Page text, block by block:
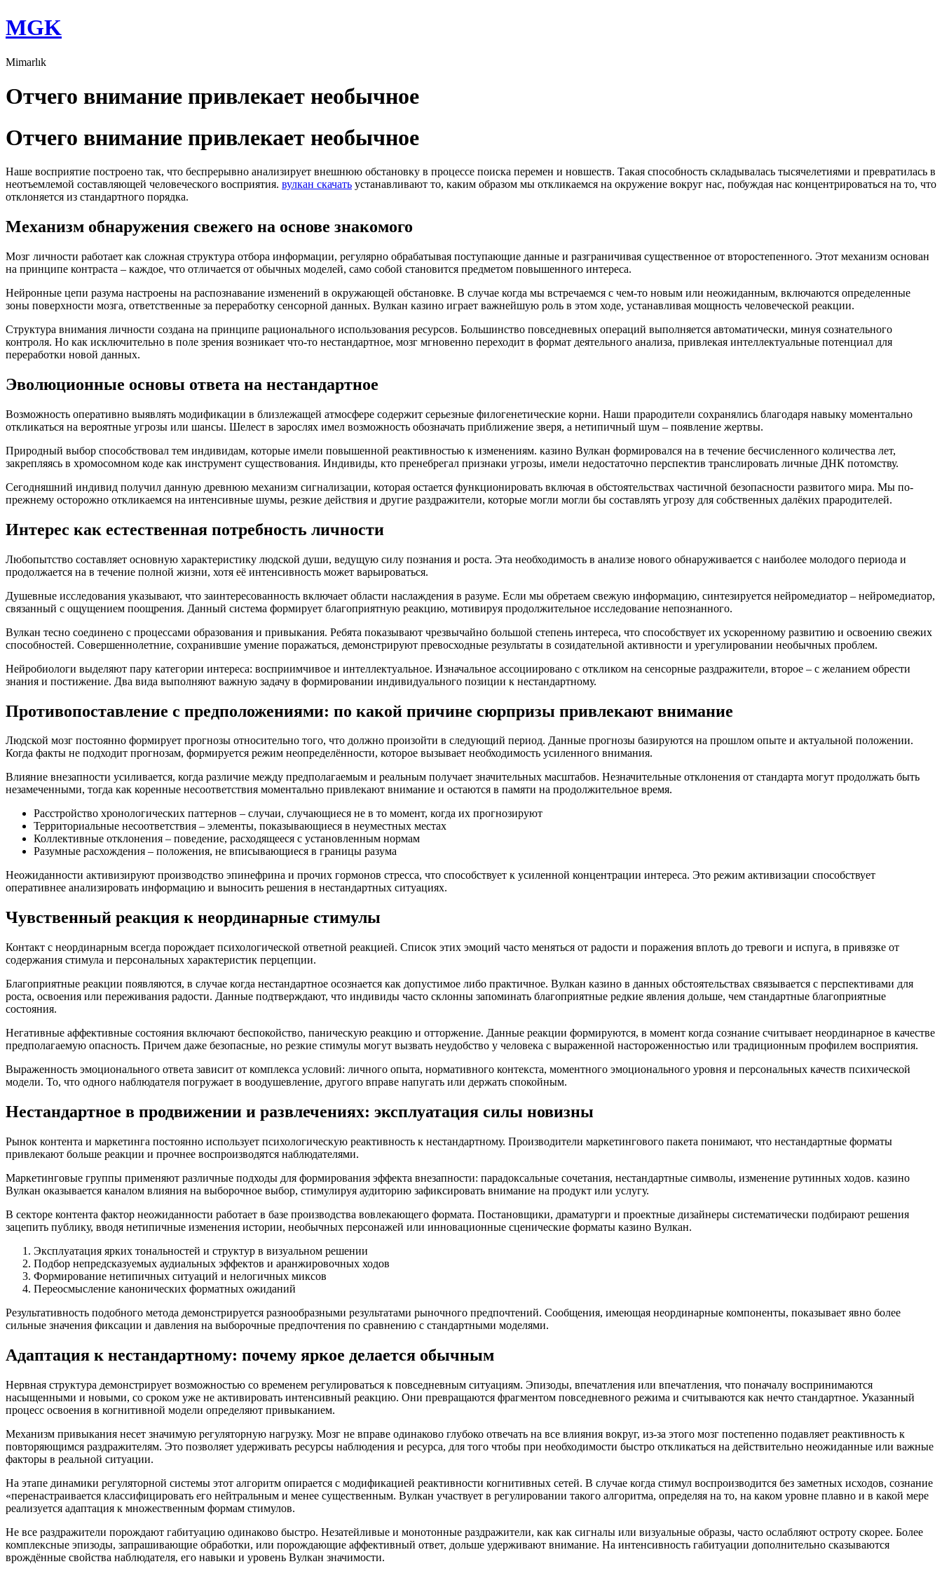
Skip
to
MGK
Mimarlık
Отчего внимание привлекает необычное
Отчего внимание привлекает необычное
Наше восприятие построено так, что беспрерывно анализирует внешнюю обстановку в процессе поиска перемен и новшеств. Такая способность складывалась тысячелетиями и превратилась в
неотъемлемой составляющей человеческого восприятия. вулкан скачать устанавливают то, каким образом мы откликаемся на окружение вокруг нас, побуждая нас концентрироваться на то, что
отклоняется из стандартного порядка.
Механизм обнаружения свежего на основе знакомого
Мозг личности работает как сложная структура отбора информации, регулярно обрабатывая поступающие данные и разграничивая существенное от второстепенного. Этот механизм основан
на принципе контраста – каждое, что отличается от обычных моделей, само собой становится предметом повышенного интереса.
Нейронные цепи разума настроены на распознавание изменений в окружающей обстановке. В случае когда мы встречаемся с чем-то новым или неожиданным, включаются определенные
зоны поверхности мозга, ответственные за переработку сенсорной данных. Вулкан казино играет важнейшую роль в этом ходе, устанавливая мощность человеческой реакции.
Структура внимания личности создана на принципе рационального использования ресурсов. Большинство повседневных операций выполняется автоматически, минуя сознательного
контроля. Но как исключительно в поле зрения возникает что-то нестандартное, мозг мгновенно переходит в формат деятельного анализа, привлекая интеллектуальные потенциал для
переработки новой данных.
Эволюционные основы ответа на нестандартное
Возможность оперативно выявлять модификации в близлежащей атмосфере содержит серьезные филогенетические корни. Наши прародители сохранялись благодаря навыку моментально
откликаться на вероятные угрозы или шансы. Шелест в зарослях имел возможность обозначать приближение зверя, а нетипичный шум – появление жертвы.
Природный выбор способствовал тем индивидам, которые имели повышенной реактивностью к изменениям. казино Вулкан формировался на в течение бесчисленного количества лет,
закрепляясь в хромосомном коде как инструмент существования. Индивиды, кто пренебрегал признаки угрозы, имели недостаточно перспектив транслировать личные ДНК потомству.
Сегодняшний индивид получил данную древнюю механизм сигнализации, которая остается функционировать включая в обстоятельствах частичной безопасности развитого мира. Мы по-
прежнему осторожно откликаемся на интенсивные шумы, резкие действия и другие раздражители, которые могли могли бы составлять угрозу для собственных далёких прародителей.
Интерес как естественная потребность личности
Любопытство составляет основную характеристику людской души, ведущую силу познания и роста. Эта необходимость в анализе нового обнаруживается с наиболее молодого периода и
продолжается на в течение полной жизни, хотя её интенсивность может варьироваться.
Душевные исследования указывают, что заинтересованность включает области наслаждения в разуме. Если мы обретаем свежую информацию, синтезируется нейромедиатор – нейромедиатор,
связанный с ощущением поощрения. Данный система формирует благоприятную реакцию, мотивируя продолжительное исследование непознанного.
Вулкан тесно соединено с процессами образования и привыкания. Ребята показывают чрезвычайно большой степень интереса, что способствует их ускоренному развитию и освоению свежих
способностей. Совершеннолетние, сохранившие умение поражаться, демонстрируют превосходные результаты в созидательной активности и урегулировании необычных проблем.
Нейробиологи выделяют пару категории интереса: восприимчивое и интеллектуальное. Изначальное ассоциировано с откликом на сенсорные раздражители, второе – с желанием обрести
знания и постижение. Два вида выполняют важную задачу в формировании индивидуального позиции к нестандартному.
Противопоставление с предположениями: по какой причине сюрпризы привлекают внимание
Людской мозг постоянно формирует прогнозы относительно того, что должно произойти в следующий период. Данные прогнозы базируются на прошлом опыте и актуальной положении.
Когда факты не подходит прогнозам, формируется режим неопределённости, которое вызывает необходимость усиленного внимания.
Влияние внезапности усиливается, когда различие между предполагаемым и реальным получает значительных масштабов. Незначительные отклонения от стандарта могут продолжать быть
незамеченными, тогда как коренные несоответствия моментально привлекают внимание и остаются в памяти на продолжительное время.
Расстройство хронологических паттернов – случаи, случающиеся не в то момент, когда их прогнозируют
Территориальные несоответствия – элементы, показывающиеся в неуместных местах
Коллективные отклонения – поведение, расходящееся с установленным нормам
Разумные расхождения – положения, не вписывающиеся в границы разума
Неожиданности активизируют производство эпинефрина и прочих гормонов стресса, что способствует к усиленной концентрации интереса. Это режим активизации способствует
оперативнее анализировать информацию и выносить решения в нестандартных ситуациях.
Чувственный реакция к неординарные стимулы
Контакт с неординарным всегда порождает психологической ответной реакцией. Список этих эмоций часто меняться от радости и поражения вплоть до тревоги и испуга, в привязке от
содержания стимула и персональных характеристик перцепции.
Благоприятные реакции появляются, в случае когда нестандартное осознается как допустимое либо практичное. Вулкан казино в данных обстоятельствах связывается с перспективами для
роста, освоения или переживания радости. Данные подтверждают, что индивиды часто склонны запоминать благоприятные редкие явления дольше, чем стандартные благоприятные
состояния.
Негативные аффективные состояния включают беспокойство, паническую реакцию и отторжение. Данные реакции формируются, в момент когда сознание считывает неординарное в качестве
предполагаемую опасность. Причем даже безопасные, но резкие стимулы могут вызвать неудобство у человека с выраженной настороженностью или традиционным профилем восприятия.
Выраженность эмоционального ответа зависит от комплекса условий: личного опыта, нормативного контекста, моментного эмоционального уровня и персональных качеств психической
модели. То, что одного наблюдателя погружает в воодушевление, другого вправе напугать или держать спокойным.
Нестандартное в продвижении и развлечениях: эксплуатация силы новизны
Рынок контента и маркетинга постоянно использует психологическую реактивность к нестандартному. Производители маркетингового пакета понимают, что нестандартные форматы
привлекают больше реакции и прочнее воспроизводятся наблюдателями.
Маркетинговые группы применяют различные подходы для формирования эффекта внезапности: парадоксальные сочетания, нестандартные символы, изменение рутинных ходов. казино
Вулкан оказывается каналом влияния на выборочное выбор, стимулируя аудиторию зафиксировать внимание на продукт или услугу.
В секторе контента фактор неожиданности работает в базе производства вовлекающего формата. Постановщики, драматурги и проектные дизайнеры систематически подбирают решения
зацепить публику, вводя нетипичные изменения истории, необычных персонажей или инновационные сценические форматы казино Вулкан.
Эксплуатация ярких тональностей и структур в визуальном решении
Подбор непредсказуемых аудиальных эффектов и аранжировочных ходов
Формирование нетипичных ситуаций и нелогичных миксов
Переосмысление канонических форматных ожиданий
Результативность подобного метода демонстрируется разнообразными результатами рыночного предпочтений. Сообщения, имеющая неординарные компоненты, показывает явно более
сильные значения фиксации и давления на выборочные предпочтения по сравнению с стандартными моделями.
Адаптация к нестандартному: почему яркое делается обычным
Нервная структура демонстрирует возможностью со временем регулироваться к повседневным ситуациям. Эпизоды, впечатления или впечатления, что поначалу воспринимаются
насыщенными и новыми, со сроком уже не активировать интенсивный реакцию. Они превращаются фрагментом повседневного режима и считываются как нечто стандартное. Указанный
процесс освоения в когнитивной модели определяют привыканием.
Механизм привыкания несет значимую регуляторную нагрузку. Мозг не вправе одинаково глубоко отвечать на все влияния вокруг, из-за этого мозг постепенно подавляет реактивность к
повторяющимся раздражителям. Это позволяет удерживать ресурсы наблюдения и ресурса, для того чтобы при необходимости быстро откликаться на действительно неожиданные или важные
факторы в реальной ситуации.
На этапе динамики регуляторной системы этот алгоритм опирается с модификацией реактивности когнитивных сетей. В случае когда стимул воспроизводится без заметных исходов, сознание
«перенастраивается классифицировать его нейтральным и менее существенным. Вулкан участвует в регулировании такого алгоритма, определяя на то, на каком уровне плавно и в какой мере
реализуется адаптация к множественным формам стимулов.
Не все раздражители порождают габитуацию одинаково быстро. Незатейливые и монотонные раздражители, как как сигналы или визуальные образы, часто ослабляют остроту скорее. Более
комплексные эпизоды, запрашивающие обработки, или порождающие аффективный ответ, дольше удерживают внимание. На интенсивность габитуации дополнительно сказываются
врождённые свойства наблюдателя, его навыки и уровень Вулкан значимости.